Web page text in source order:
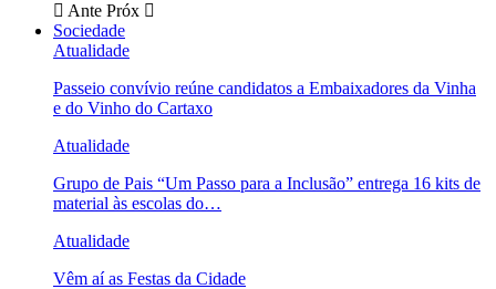
Ante Próx
Sociedade
Atualidade
Passeio convívio reúne candidatos a Embaixadores da Vinha
e do Vinho do Cartaxo
Atualidade
Grupo de Pais “Um Passo para a Inclusão” entrega 16 kits de
material às escolas do…
Atualidade
Vêm aí as Festas da Cidade